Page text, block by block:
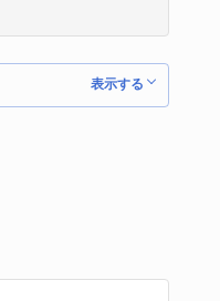
表示する